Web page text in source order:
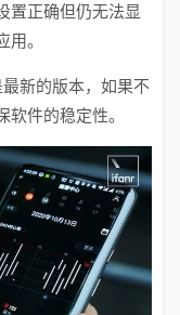
置正确但仍无法显
。
新的版本，如果不
件的稳定性。